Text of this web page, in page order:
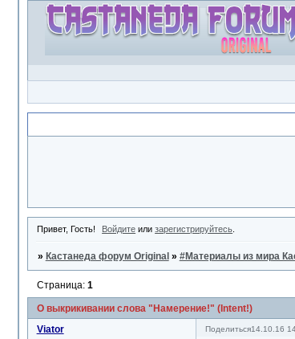
Привет, Гость! Войдите илизарегистрируйтесь
» Кастанеда форум Original » #Материалы из мира
О выкрикивании слова "Намерение!" (Intent!)
Страница: 1
Поделиться14.10.16
Viator